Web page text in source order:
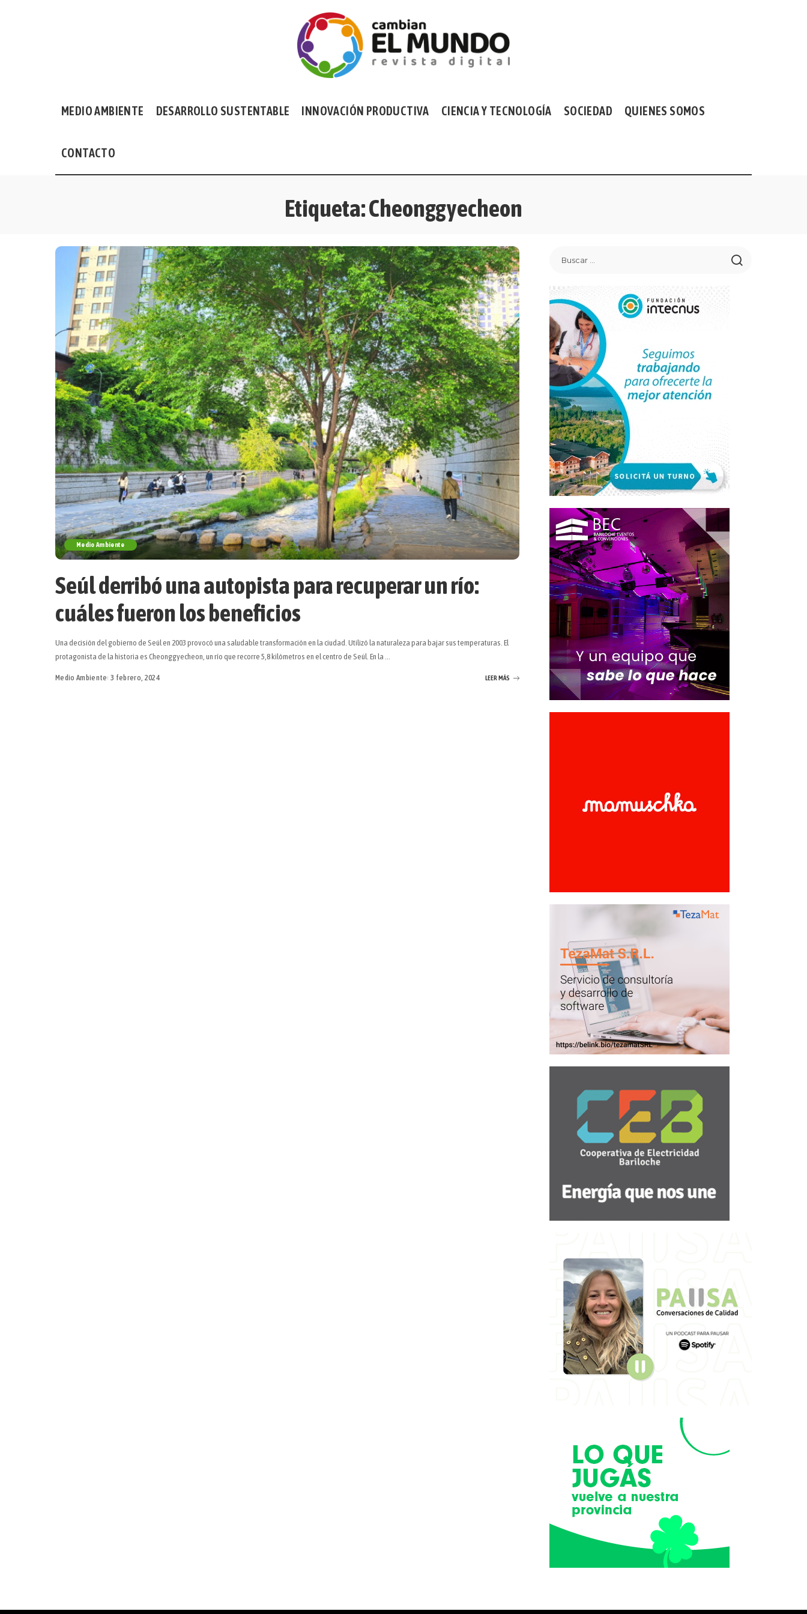
MEDIO AMBIENTE DESARROLLO SUSTENTABLE INNOVACIÓN PRODUCTIVA CIENCIA Y TECNOLOGÍA SOCIEDAD QUIENES SOMOS
CONTACTO
Etiqueta:Cheonggyecheon
Medio Ambiente
Seúl derribó una autopista para recuperar un río:
cuáles fueron los beneficios
Una decisión del gobierno de Seúl en 2003 provocó una saludable transformación en la ciudad. Utilizó la naturaleza para bajar sus temperaturas. El
protagonista de la historia es Cheonggyecheon, un río que recorre 5,8 kilómetros en el centro de Seúl. En la ...
Medio Ambiente 3 febrero, 2024 LEER MÁS